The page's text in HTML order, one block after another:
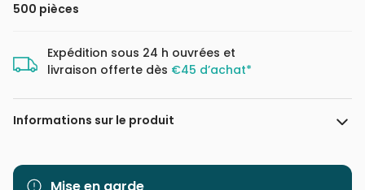
500 pièces
Expédition sous 24 h ouvrées et
livraison offerte dès €45 d’achat*
Informations sur le produit
Marque
Educa : un large choix de